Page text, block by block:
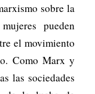
sobre la
pueden
el movimiento
Como Marx y
las sociedades